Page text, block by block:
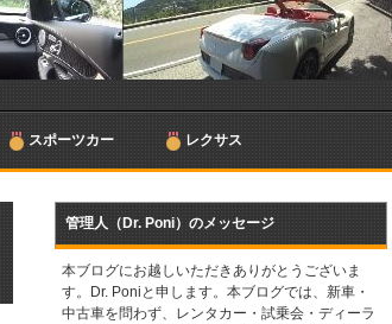
スポーツカー レクサス
管理人（Dr. Poni）のメッセージ
本ブログにお越しいただきありがとうございま
す。Dr. Poniと申します。本ブログでは、新車・
中古車を問わず、レンタカー・試乗会・ディーラ